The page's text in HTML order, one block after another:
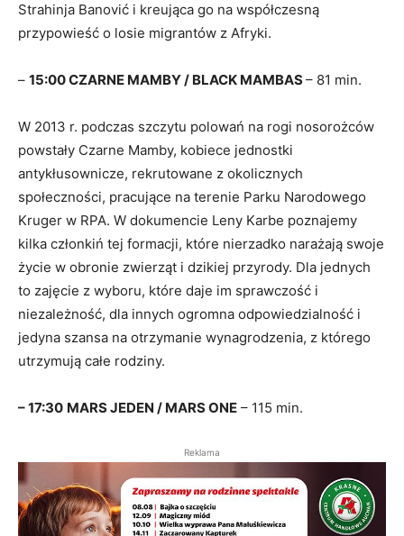
Strahinja Banović i kreująca go na współczesną
przypowieść o losie migrantów z Afryki.
– 15:00 CZARNE MAMBY / BLACK MAMBAS– 81 min.
W 2013 r. podczas szczytu polowań na rogi nosorożców
powstały Czarne Mamby, kobiece jednostki
antykłusownicze, rekrutowane z okolicznych
społeczności, pracujące na terenie Parku Narodowego
Kruger w RPA. W dokumencie Leny Karbe poznajemy
kilka członkiń tej formacji, które nierzadko narażają swoje
życie w obronie zwierząt i dzikiej przyrody. Dla jednych
to zajęcie z wyboru, które daje im sprawczość i
niezależność, dla innych ogromna odpowiedzialność i
jedyna szansa na otrzymanie wynagrodzenia, z którego
utrzymują całe rodziny.
– 17:30 MARS JEDEN / MARS ONE – 115 min.
Reklama